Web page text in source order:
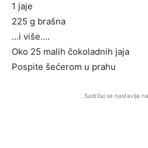
1 jaje
225 g brašna
…i više….
Oko 25 malih čokoladnih jaja
Pospite šećerom u prahu
Sadržaj se nastavlja